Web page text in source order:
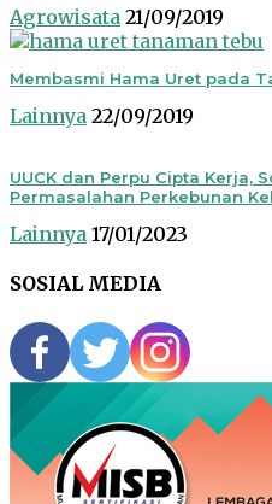
Agrowisata 21/09/2019
Membasmi Hama Uret pada
Lainnya 22/09/2019
UUCK dan Perpu Cipta Kerja,
Permasalahan Perkebunan
Lainnya 17/01/2023
SOSIAL MEDIA